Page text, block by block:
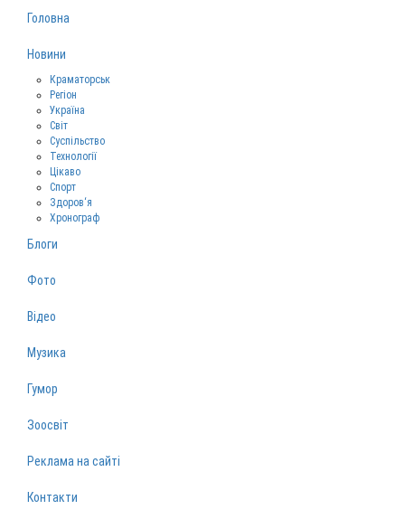
Головна
Новини
Краматорськ
Регіон
Україна
Світ
Суспільство
Технології
Цікаво
Спорт
Здоров‘я
Хронограф
Блоги
Фото
Відео
Музика
Гумор
Зоосвіт
Реклама на сайті
Контакти